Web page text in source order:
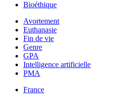
Bioéthique
Avortement
Euthanasie
Fin de vie
Genre
GPA
Intelligence artificielle
PMA
France